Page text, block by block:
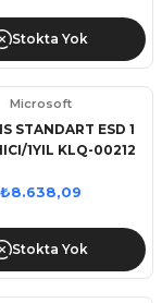
Stokta Yok
Microsoft
STANDART ESD 1
1YIL KLQ-00212
ORTAMDA
₺8.638,09
Stokta Yok